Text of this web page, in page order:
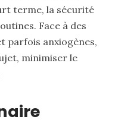
terme, la sécurité
Face à des
parfois anxiogènes,
minimiser le